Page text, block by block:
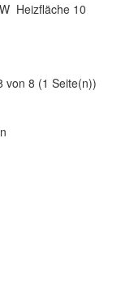
Heizfläche 10
von 8 (1 Seite(n))